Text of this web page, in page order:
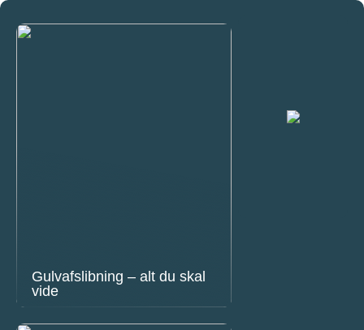
Gulvafslibning – alt du skal
vide